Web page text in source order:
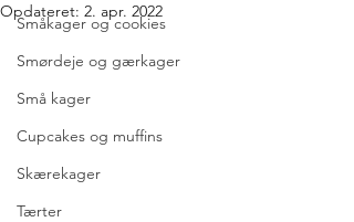
Småkager og cookies
Smørdeje og gærkager
Små kager
Cupcakes og muffins
Skærekager
Tærter
Opdateret: 2. apr. 2022